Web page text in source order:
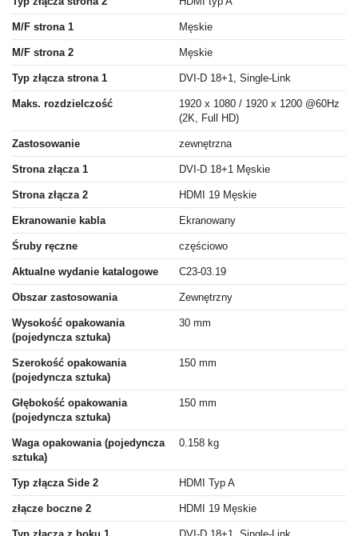
M/F strona 1 Męskie
M/F strona 2 Męskie
Typ złącza strona 1 DVI-D 18+1, Single-Link
Maks. rozdzielczość
1920 x 1080 / 1920 x 1200 @60Hz
(2K, Full HD)
Zastosowanie zewnętrzna
Strona złącza 1 DVI-D 18+1 Męskie
Strona złącza 2 HDMI 19 Męskie
Ekranowanie kabla Ekranowany
Śruby ręczne częściowo
Aktualne wydanie katalogowe C23-03.19
Obszar zastosowania Zewnętrzny
Wysokość opakowania
(pojedyncza sztuka)
30 mm
Szerokość opakowania
(pojedyncza sztuka)
150 mm
Głębokość opakowania
(pojedyncza sztuka)
150 mm
Waga opakowania (pojedyncza
sztuka)
0.158 kg
Typ złącza Side 2 HDMI Typ A
złącze boczne 2 HDMI 19 Męskie